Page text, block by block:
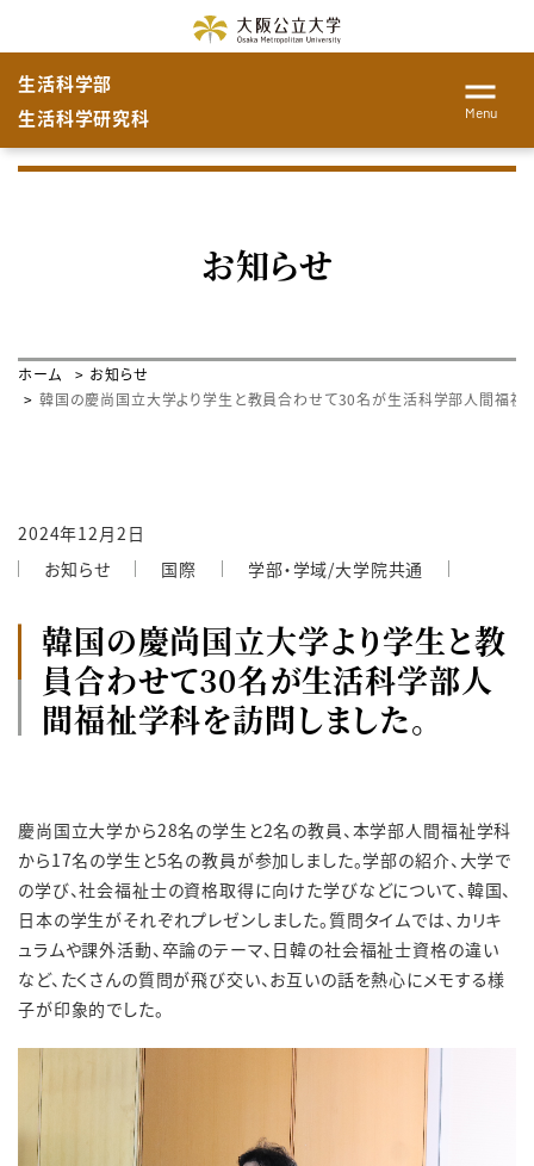
生活科学部
生活科学研究科
Menu
お知らせ
ホーム
お知らせ
韓国の慶尚国立大学より学生と教員合わせて30名が生活科学部人間福祉
2024年12月2日
お知らせ
国際 学部・学域/大学院共通
韓国の慶尚国立大学より学生と教
員合わせて30名が生活科学部人
間福祉学科を訪問しました。
慶尚国立大学から28名の学生と2名の教員、本学部人間福祉学科
から17名の学生と5名の教員が参加しました。学部の紹介、大学で
の学び、社会福祉士の資格取得に向けた学びなどについて、韓国、
日本の学生がそれぞれプレゼンしました。質問タイムでは、カリキ
ュラムや課外活動、卒論のテーマ、日韓の社会福祉士資格の違い
など、たくさんの質問が飛び交い、お互いの話を熱心にメモする様
子が印象的でした。